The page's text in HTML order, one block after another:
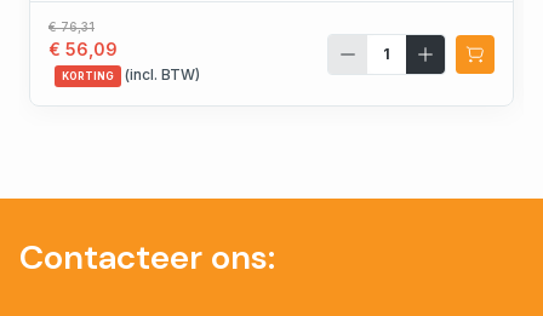
€ 76,31
€ 56,09
KORTING (incl. BTW)
Contacteer ons: